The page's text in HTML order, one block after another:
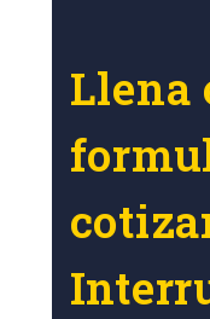
Llena